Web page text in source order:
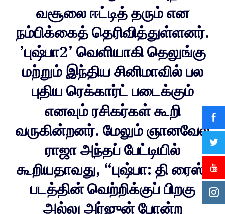
வசூலை ஈட்டித் தரும் என
நம்பிக்கைத் தெரிவித்துள்ளனர்.
’புஷ்பா2’ வெளியாகி தெலுங்கு
மற்றும் இந்திய சினிமாவில் பல
புதிய ரெக்கார்ட் படைக்கும்
எனவும் ரசிகர்கள் கூறி
வருகின்றனர். மேலும் ஞானவேல்
ராஜா அந்தப் பேட்டியில்
கூறியதாவது, “புஷ்பா: தி ரைஸ்’
படத்தின் வெற்றிக்குப் பிறகு
அல்லு அர்ஜுன் போன்ற